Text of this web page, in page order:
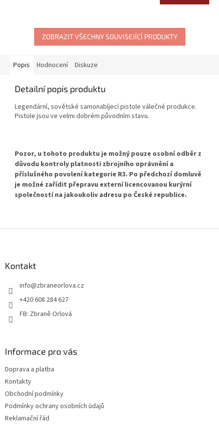
ZOBRAZIT VŠECHNY SOUVISEJÍCÍ PRODUKTY
Popis Hodnocení Diskuze
Detailní popis produktu
Legendární, sovětské samonabíjecí pistole válečné produkce.
Pistole jsou ve velmi dobrém původním stavu.
Pozor, u tohoto produktu je možný pouze osobní odběr z
důvodu kontroly platnosti zbrojního oprávnění a
příslušného povolení kategorie R3. Po předchozí domluvě
je možné zařídit přepravu externí licencovanou kurýrní
společností na jakoukoliv adresu po České republice.
Kontakt
info@zbraneorlova.cz
+420 608 284 627
FB: Zbraně Orlová
Informace pro vás
Doprava a platba
Kontakty
Obchodní podmínky
Podmínky ochrany osobních údajů
Reklamační řád